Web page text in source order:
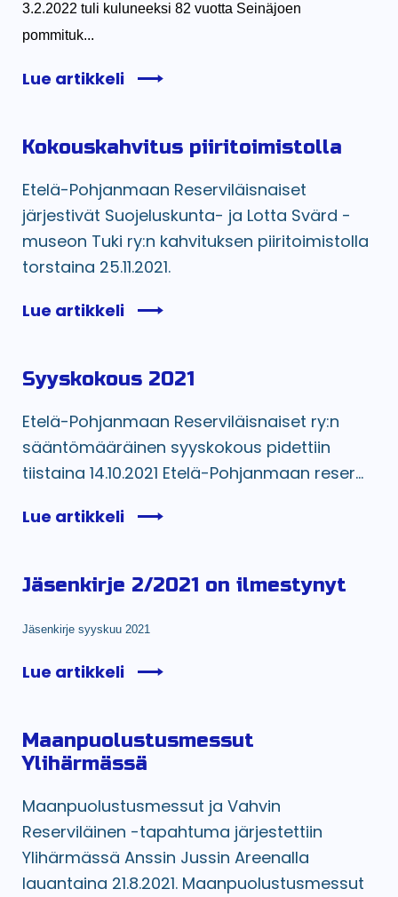
3.2.2022 tuli kuluneeksi 82 vuotta Seinäjoen
pommituk...
Lue artikkeli
Kokouskahvitus piiritoimistolla
Etelä-Pohjanmaan Reserviläisnaiset
järjestivät Suojeluskunta- ja Lotta Svärd -
museon Tuki ry:n kahvituksen piiritoimistolla
torstaina 25.11.2021.
Lue artikkeli
Syyskokous 2021
Etelä-Pohjanmaan Reserviläisnaiset ry:n
sääntömääräinen syyskokous pidettiin
tiistaina 14.10.2021 Etelä-Pohjanmaan reser...
Lue artikkeli
Jäsenkirje 2/2021 on ilmestynyt
Jäsenkirje syyskuu 2021
Lue artikkeli
Maanpuolustusmessut
Ylihärmässä
Maanpuolustusmessut ja Vahvin
Reserviläinen -tapahtuma järjestettiin
Ylihärmässä Anssin Jussin Areenalla
lauantaina 21.8.2021. Maanpuolustusmessut